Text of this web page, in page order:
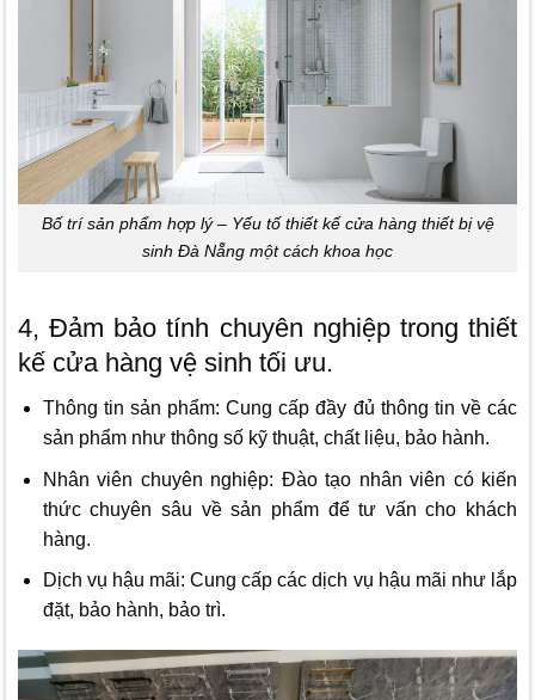
Bố trí sản phẩm hợp lý – Yếu tố thiết kế cửa hàng thiết bị vệ
sinh Đà Nẵng một cách khoa học
4, Đảm bảo tính chuyên nghiệp trong thiết
kế cửa hàng vệ sinh tối ưu.
Thông tin sản phẩm: Cung cấp đầy đủ thông tin về các
sản phẩm như thông số kỹ thuật, chất liệu, bảo hành.
Nhân viên chuyên nghiệp: Đào tạo nhân viên có kiến
thức chuyên sâu về sản phẩm để tư vấn cho khách
hàng.
Dịch vụ hậu mãi: Cung cấp các dịch vụ hậu mãi như lắp
đặt, bảo hành, bảo trì.